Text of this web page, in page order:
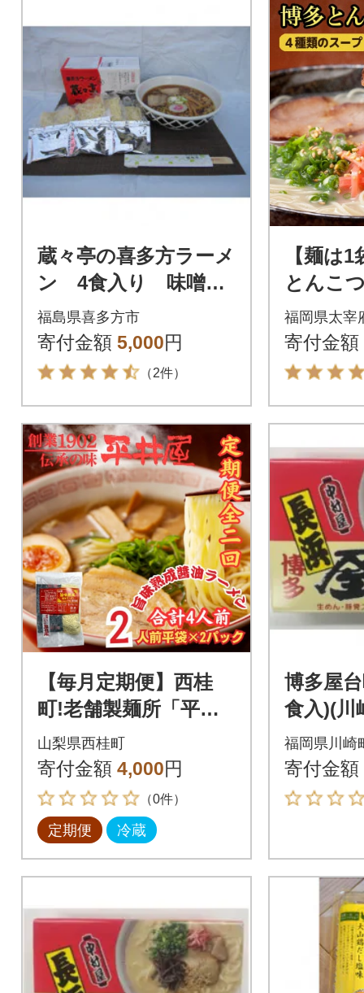
蔵々亭の喜多方ラーメ
ン 4食入り 味噌醤
油味
福島県喜多方市
寄付金額 5,000円
（2件）
【麺は
とんこ
分 4種
骨スー
ド(太宰
福岡県太宰
寄付金額
【毎月定期便】西桂
町!老舗製麺所「平井
屋」の旨味熟成醤油ラ
ーメン2人前×2P全2回
山梨県西桂町
寄付金額 4,000円
（0件）
定期便 冷蔵
博多屋
食入)(川
福岡県川崎
寄付金額